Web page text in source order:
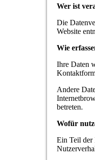
Wer ist
Die
Website
Wie
Ihre Daten
Andere
betreten.
Wofür
Ein Teil der